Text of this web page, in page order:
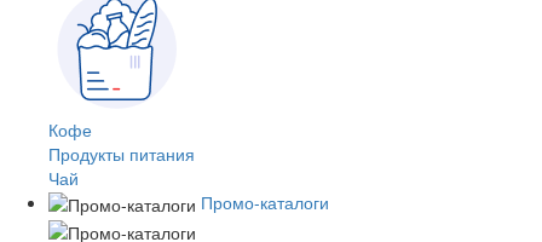
Кофе
Продукты питания
Чай
Промо-каталоги